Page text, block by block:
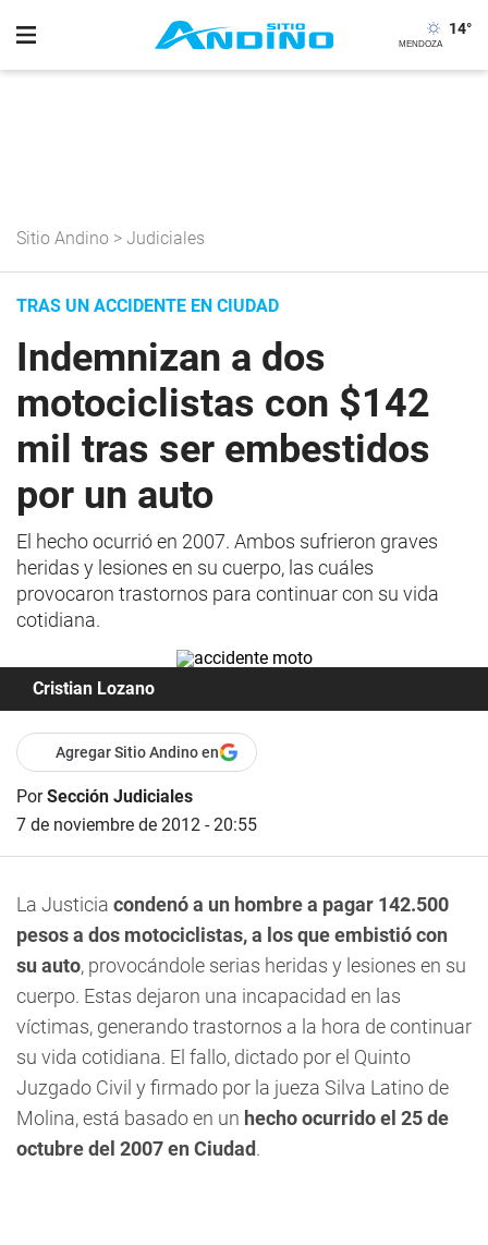
14°
Sitio Andino > Judiciales
TRAS UN ACCIDENTE EN CIUDAD
Indemnizan a dos
motociclistas con $142
mil tras ser embestidos
por un auto
El hecho ocurrió en 2007. Ambos sufrieron graves
heridas y lesiones en su cuerpo, las cuáles
provocaron trastornos para continuar con su vida
cotidiana.
Cristian Lozano
Agregar Sitio Andino en
PorSección Judiciales
7 de noviembre de 2012 - 20:55
La Justicia condenó a un hombre a pagar 142.500
pesos a dos motociclistas, a los que embistió con
su auto, provocándole serias heridas y lesiones en su
cuerpo. Estas dejaron una incapacidad en las
víctimas, generando trastornos a la hora de continuar
su vida cotidiana. El fallo, dictado por el Quinto
Juzgado Civil y firmado por la jueza Silva Latino de
Molina, está basado en un hecho ocurrido el 25 de
octubre del 2007 en Ciudad.